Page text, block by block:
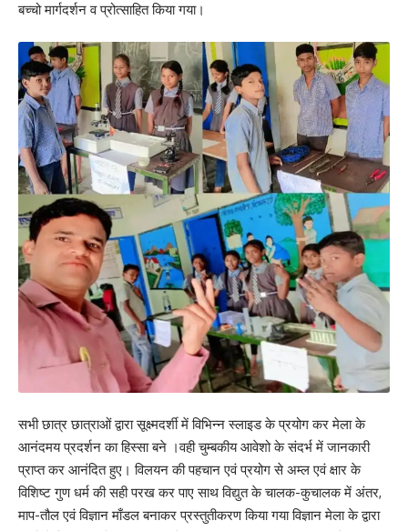
बच्चो मार्गदर्शन व प्रोत्साहित किया गया।
सभी छात्र छात्राओं द्वारा सूक्ष्मदर्शी में विभिन्न स्लाइड के प्रयोग कर मेला के
आनंदमय प्रदर्शन का हिस्सा बने ।वही चुम्बकीय आवेशो के संदर्भ में जानकारी
प्राप्त कर आनंदित हुए। विलयन की पहचान एवं प्रयोग से अम्ल एवं क्षार के
विशिष्ट गुण धर्म की सही परख कर पाए साथ विद्युत के चालक-कुचालक में अंतर,
माप-तौल एवं विज्ञान माँडल बनाकर प्रस्तुतीकरण किया गया विज्ञान मेला के द्वारा